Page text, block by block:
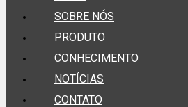
SOBRE NÓS
PRODUTO
CONHECIMENTO
NOTÍCIAS
CONTATO